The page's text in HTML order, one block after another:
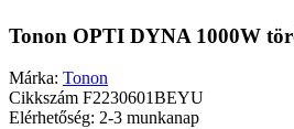
Tonon OPTI DYNA 1000W
Márka: Tonon
Cikkszám F2230601BEYU
Elérhetőség: 2-3 munkanap